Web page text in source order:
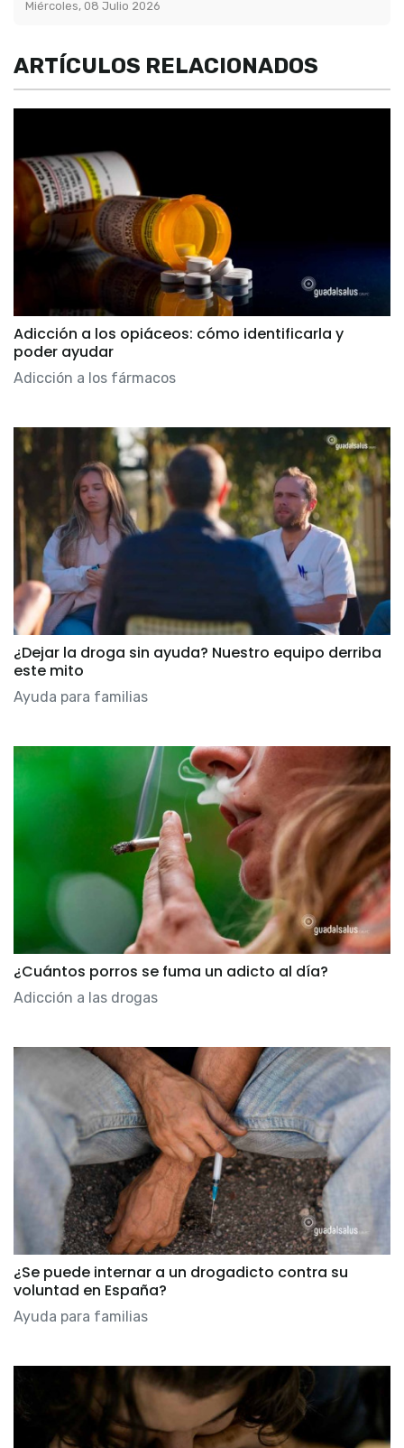
Miércoles, 08 Julio 2026
ARTÍCULOS RELACIONADOS
Adicción a los opiáceos: cómo identificarla y
poder ayudar
Adicción a los fármacos
¿Dejar la droga sin ayuda? Nuestro equipo derriba
este mito
Ayuda para familias
¿Cuántos porros se fuma un adicto al día?
Adicción a las drogas
¿Se puede internar a un drogadicto contra su
voluntad en España?
Ayuda para familias